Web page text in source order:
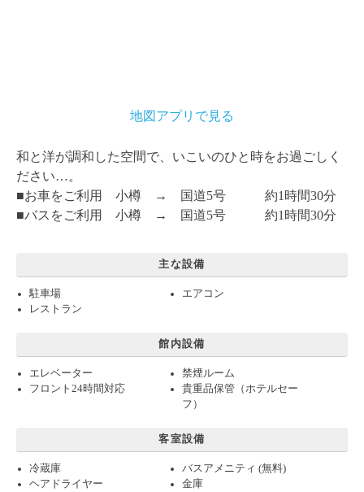
地図アプリで見る
和と洋が調和した空間で、いこいのひと時をお過ごしく
ださい…。
■お車をご利用 小樽 → 国道5号 約1時間30分
■バスをご利用 小樽 → 国道5号 約1時間30分
主な設備
駐車場
エアコン
レストラン
館内設備
エレベーター
禁煙ルーム
フロント24時間対応
貴重品保管（ホテルセー
フ）
客室設備
冷蔵庫
バスアメニティ (無料)
ヘアドライヤー
金庫